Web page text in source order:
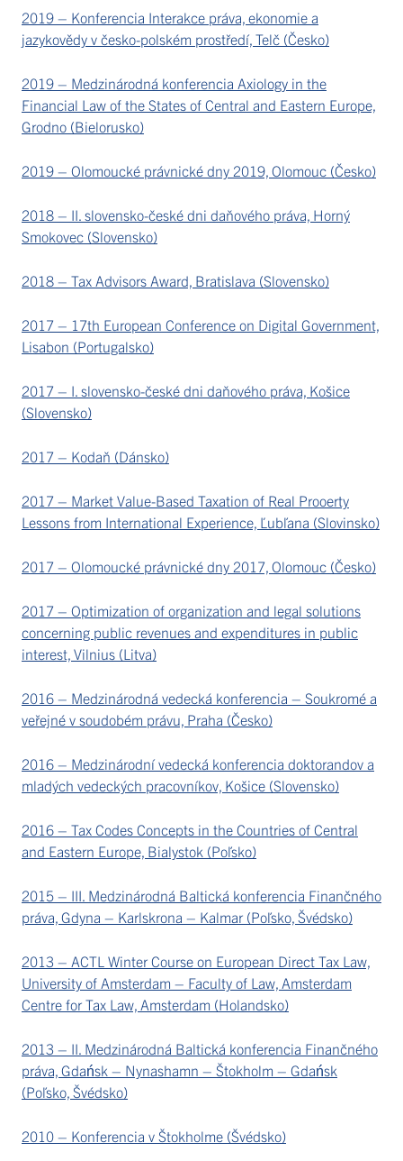
2019 – Konferencia Interakce práva, ekonomie a
jazykovědy v česko-polském prostředí, Telč (Česko)
2019 – Medzinárodná konferencia Axiology in the
Financial Law of the States of Central and Eastern Europe,
Grodno (Bielorusko)
2019 – Olomoucké právnické dny 2019, Olomouc (Česko)
2018 – II. slovensko-české dni daňového práva, Horný
Smokovec (Slovensko)
2018 – Tax Advisors Award, Bratislava (Slovensko)
2017 – 17th European Conference on Digital Government,
Lisabon (Portugalsko)
2017 – I. slovensko-české dni daňového práva, Košice
(Slovensko)
2017 – Kodaň (Dánsko)
2017 – Market Value-Based Taxation of Real Prooerty
Lessons from International Experience, Ľubľana (Slovinsko)
2017 – Olomoucké právnické dny 2017, Olomouc (Česko)
2017 – Optimization of organization and legal solutions
concerning public revenues and expenditures in public
interest, Vilnius (Litva)
2016 – Medzinárodná vedecká konferencia – Soukromé a
veřejné v soudobém právu, Praha (Česko)
2016 – Medzinárodní vedecká konferencia doktorandov a
mladých vedeckých pracovníkov, Košice (Slovensko)
2016 – Tax Codes Concepts in the Countries of Central
and Eastern Europe, Bialystok (Poľsko)
2015 – III. Medzinárodná Baltická konferencia Finančného
práva, Gdyna – Karlskrona – Kalmar (Poľsko, Švédsko)
2013 – ACTL Winter Course on European Direct Tax Law,
University of Amsterdam – Faculty of Law, Amsterdam
Centre for Tax Law, Amsterdam (Holandsko)
2013 – II. Medzinárodná Baltická konferencia Finančného
práva, Gdańsk – Nynashamn – Štokholm – Gdańsk
(Poľsko, Švédsko)
2010 – Konferencia v Štokholme (Švédsko)